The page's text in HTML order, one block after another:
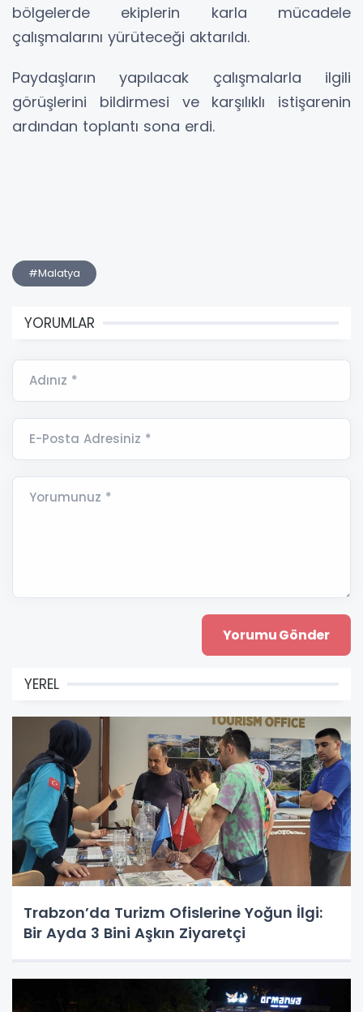
bölgelerde ekiplerin karla mücadele
çalışmalarını yürüteceği aktarıldı.
Paydaşların yapılacak çalışmalarla ilgili
görüşlerini bildirmesi ve karşılıklı istişarenin
ardından toplantı sona erdi.
#Malatya
YORUMLAR
Adınız *
E-Posta Adresiniz *
Yorumunuz *
YEREL
Trabzon’da Turizm Ofislerine Yoğun İlgi:
Bir Ayda 3 Bini Aşkın Ziyaretçi